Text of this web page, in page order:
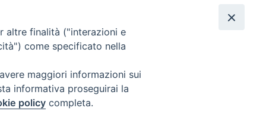
altre finalità ("interazioni e
come specificato nella
maggiori informazioni sui
informativa proseguirai la
policy completa.